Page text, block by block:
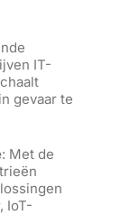
IT-
gevaar te
: Met de
IoT-